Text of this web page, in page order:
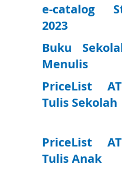
O
W
I
S
H
I
S
T
O
C
O
M
A
R
O
W
I
S
H
I
S
T
O
C
O
M
A
R
e-catalog
2023
Buku
Menulis
PriceList
Tulis Sekolah
PriceList
Tulis Anak